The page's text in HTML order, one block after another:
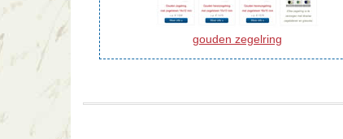
gouden zegelring